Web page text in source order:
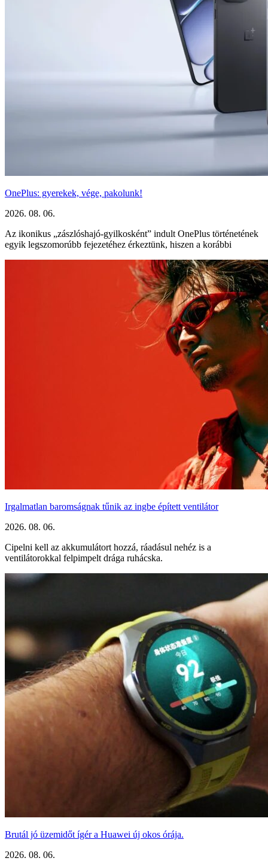
OnePlus: gyerekek, vége, pakolunk!
2026. 08. 06.
Az ikonikus „zászlóshajó-gyilkosként” indult OnePlus történetének
egyik legszomorúbb fejezetéhez érkeztünk, hiszen a korábbi
Irgalmatlan baromságnak tűnik az ingbe épített ventilátor
2026. 08. 06.
Cipelni kell az akkumulátort hozzá, ráadásul nehéz is a
ventilátorokkal felpimpelt drága ruhácska.
Brutál jó üzemidőt ígér a Huawei új okos órája.
2026. 08. 06.